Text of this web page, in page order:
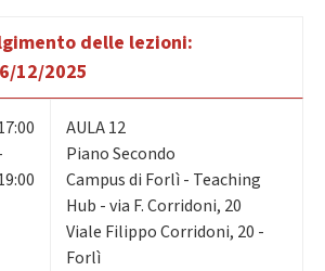
delle lezioni:
12/2025
AULA 12
Piano Secondo
Campus di Forlì - Teaching
Hub - via F. Corridoni, 20
Viale Filippo Corridoni, 20 -
Forlì